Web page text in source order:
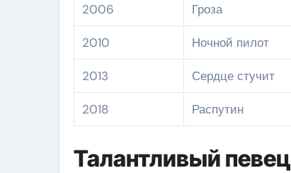
2006 Гроза
2010 Ночной пилот
2013 Сердце стучит
2018 Распутин
Талантливый певец